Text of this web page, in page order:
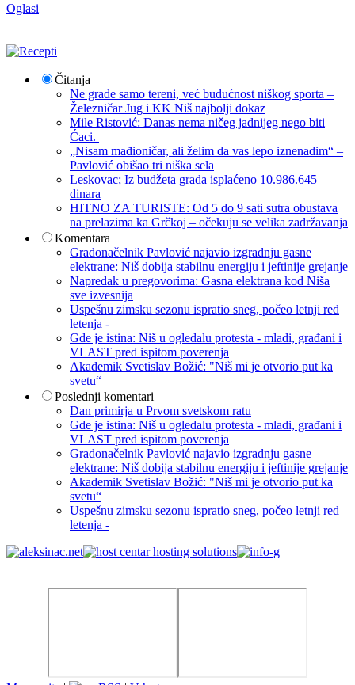
Oglasi
Čitanja
Ne grade samo tereni, već budućnost niškog sporta –
Železničar Jug i KK Niš najbolji dokaz
Mile Ristović: Danas nema ničeg jadnijeg nego biti
Ćaci.
„Nisam mađioničar, ali želim da vas lepo iznenadim“ –
Pavlović obišao tri niška sela
Leskovac; Iz budžeta grada isplaćeno 10.986.645
dinara
HITNO ZA TURISTE: Od 5 do 9 sati sutra obustava
na prelazima ka Grčkoj – očekuju se velika zadržavanja
Komentara
Gradonačelnik Pavlović najavio izgradnju gasne
elektrane: Niš dobija stabilnu energiju i jeftinije grejanje
Napredak u pregovorima: Gasna elektrana kod Niša
sve izvesnija
Uspešnu zimsku sezonu ispratio sneg, počeo letnji red
letenja -
Gde je istina: Niš u ogledalu protesta - mladi, građani i
VLAST pred ispitom poverenja
Akademik Svetislav Božić: "Niš mi je otvorio put ka
svetu“
Poslednji komentari
Dan primirja u Prvom svetskom ratu
Gde je istina: Niš u ogledalu protesta - mladi, građani i
VLAST pred ispitom poverenja
Gradonačelnik Pavlović najavio izgradnju gasne
elektrane: Niš dobija stabilnu energiju i jeftinije grejanje
Akademik Svetislav Božić: "Niš mi je otvorio put ka
svetu“
Uspešnu zimsku sezonu ispratio sneg, počeo letnji red
letenja -